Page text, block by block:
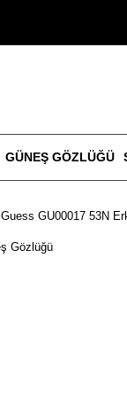
GÜNEŞ GÖZLÜĞÜ
Guess GU00017 53N